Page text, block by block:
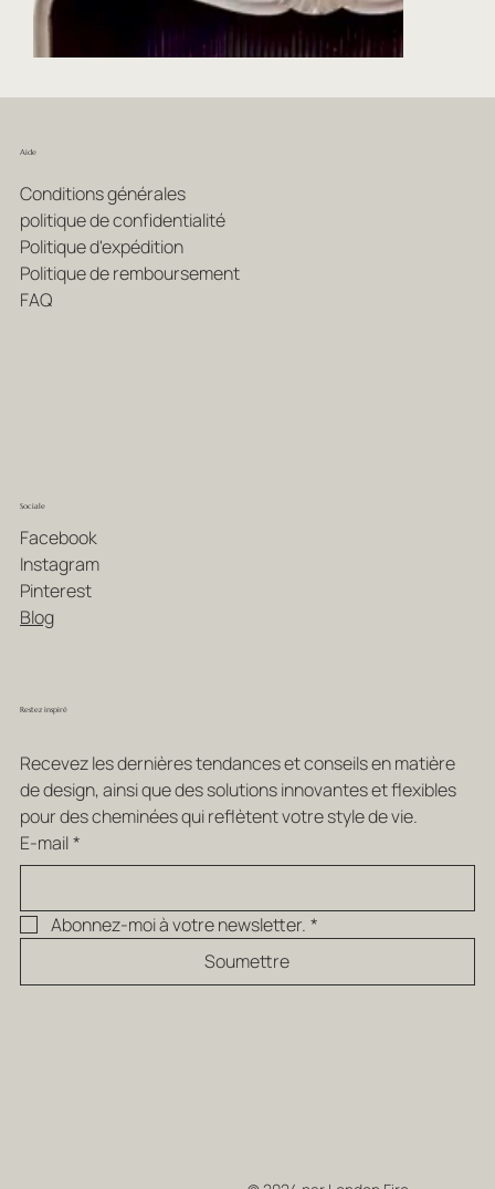
Aide
Conditions générales
politique de confidentialité
Politique d'expédition
Politique de remboursement
FAQ
Sociale
Facebook
Instagram
Pinterest
Blog
Restez inspiré
Recevez les dernières tendances et conseils en matière
de design, ainsi que des solutions innovantes et flexibles
pour des cheminées qui reflètent votre style de vie.
E-mail*
Abonnez-moi à votre newsletter. *
Soumettre